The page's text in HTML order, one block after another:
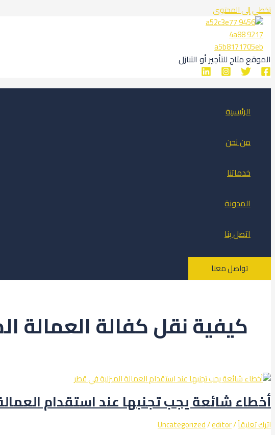
تخطي إلى المحتوى
الموقع متاج للتأجير أو التنازل
الرئيسية
من نحن
خدماتنا
المدونة
اتصل بنا
تواصل معنا
كيفية نقل كفالة العمالة
أخطاء شائعة يجب تجنبها عند استقدام
اترك تعليقاً/
Uncategorized/editor